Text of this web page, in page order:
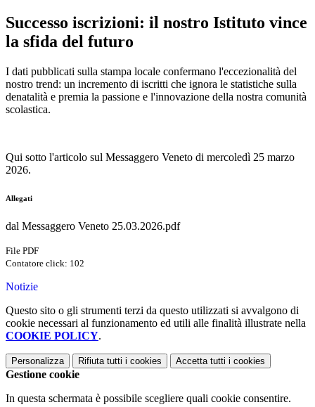
Successo iscrizioni: il nostro Istituto vince
la sfida del futuro
I dati pubblicati sulla stampa locale confermano l'eccezionalità del
nostro trend: un incremento di iscritti che ignora le statistiche sulla
denatalità e premia la passione e l'innovazione della nostra comunità
scolastica.
Qui sotto l'articolo sul Messaggero Veneto di mercoledì 25 marzo
2026.
Allegati
dal Messaggero Veneto 25.03.2026.pdf
File PDF
Contatore click: 102
Notizie
Questo sito o gli strumenti terzi da questo utilizzati si avvalgono di
cookie necessari al funzionamento ed utili alle finalità illustrate nella
COOKIE POLICY.
Personalizza Rifiuta tutti i cookies Accetta tutti i cookies
Gestione cookie
In questa schermata è possibile scegliere quali cookie consentire.